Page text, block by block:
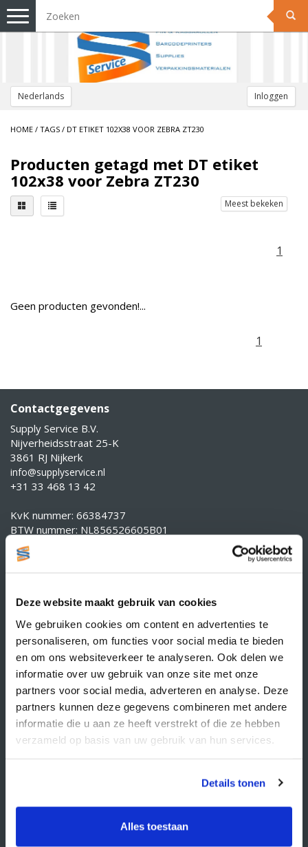
Deze website maakt gebruik van cookies
We gebruiken cookies om content en advertenties te
personaliseren, om functies voor social media te bieden
en om ons websiteverkeer te analyseren. Ook delen we
informatie over uw gebruik van onze site met onze
partners voor social media, adverteren en analyse. Deze
partners kunnen deze gegevens combineren met andere
informatie die u aan ze heeft verstrekt of die ze hebben
verzameld op basis van uw gebruik van hun services.
Details tonen
Alles toestaan
Nederlands Inloggen
Toggle
navigation
HOME / TAGS / DT ETIKET 102X38 VOOR ZEBRA ZT230
Producten getagd met DT etiket
102x38 voor Zebra ZT230
Meest bekeken
1
Geen producten gevonden!...
1
Contactgegevens
Supply Service B.V.
Nijverheidsstraat 25-K
3861 RJ Nijkerk
info@supplyservice.nl
+31 33 468 13 42
KvK nummer: 66384737
BTW nummer: NL856526605B01
Klantenservice
Over Supply Service B.V.
Veelgestelde vragen
Retourbeleid
Algemene voorwaarden
Privacy statement
Klacht indienen
Nieuwsbrief